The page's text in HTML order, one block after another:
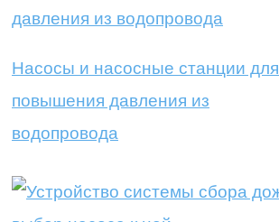
Насосы и насосные станции для
повышения давления из
водопровода